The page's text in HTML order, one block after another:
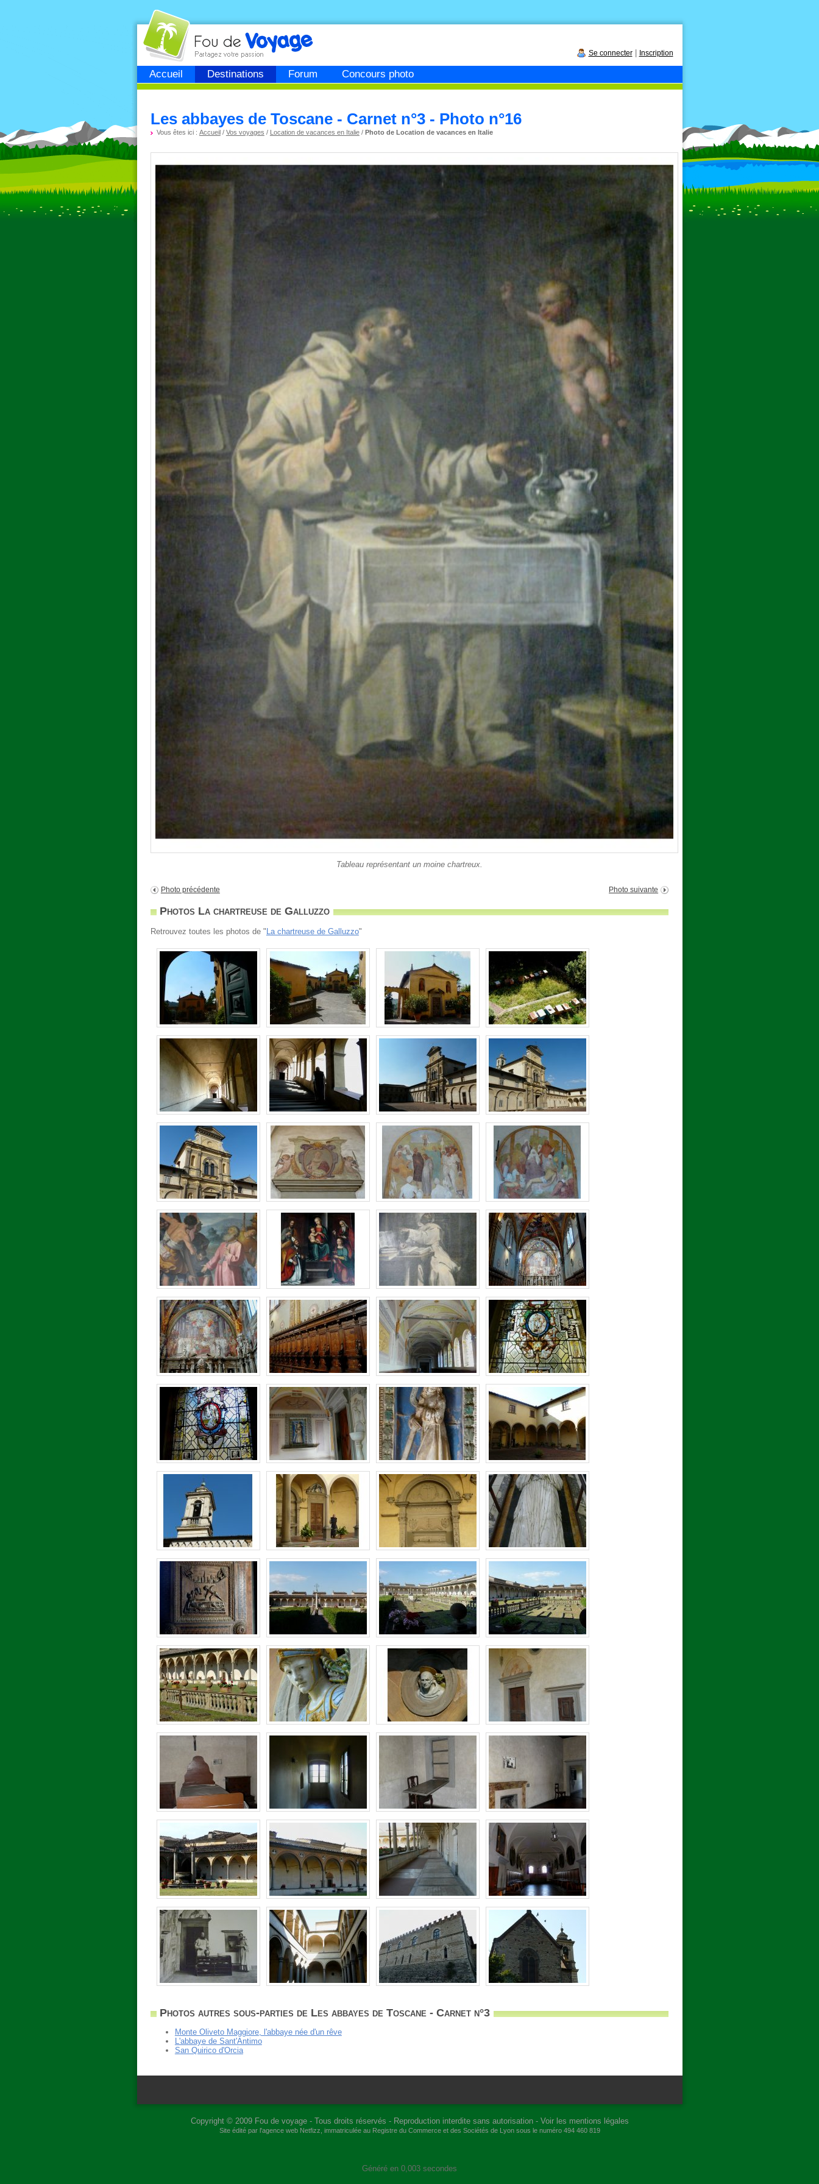
Accueil Destinations Forum Concours photo
Fou devoyage
Se connecter| Inscription
Les abbayes de Toscane - Carnet n°3 - Photo n°16
Vous êtes ici : Accueil/ Vos voyages / Location de vacances en Italie/ Photo de Location de vacances en Italie
Tableau représentant un moine chartreux.
Photo précédente Photo suivante
Photos La chartreuse de Galluzzo
Retrouvez toutes les photos de "La chartreuse de Galluzzo"
Photos autres sous-parties de Les abbayes de Toscane - Carnet n°3
Monte Oliveto Maggiore, l'abbaye née d'un rêve
L'abbaye de Sant'Antimo
San Quirico d'Orcia
Copyright © 2009 Fou de voyage- Tous droits réservés - Reproduction interdite sans autorisation - Voir les mentions légales
Site édité par l'agence web Netfizz , immatriculée au Registre du Commerce et des Sociétés de Lyon sous le numéro 494 460 819
Généré en 0,003 secondes